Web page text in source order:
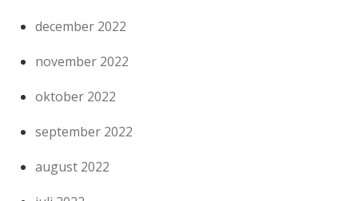
december 2022
november 2022
oktober 2022
september 2022
august 2022